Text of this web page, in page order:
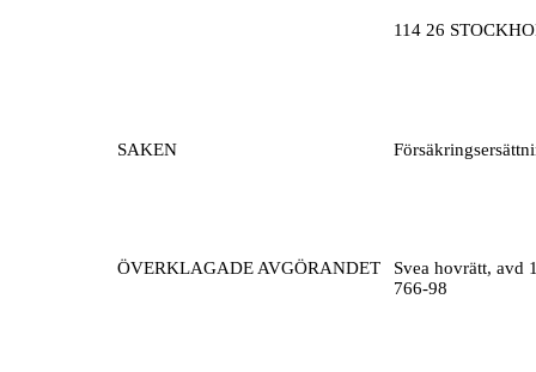
114 26
SAKEN
ÖVERKLAGADE AVGÖRANDET
Svea hovrätt, avd
766-98